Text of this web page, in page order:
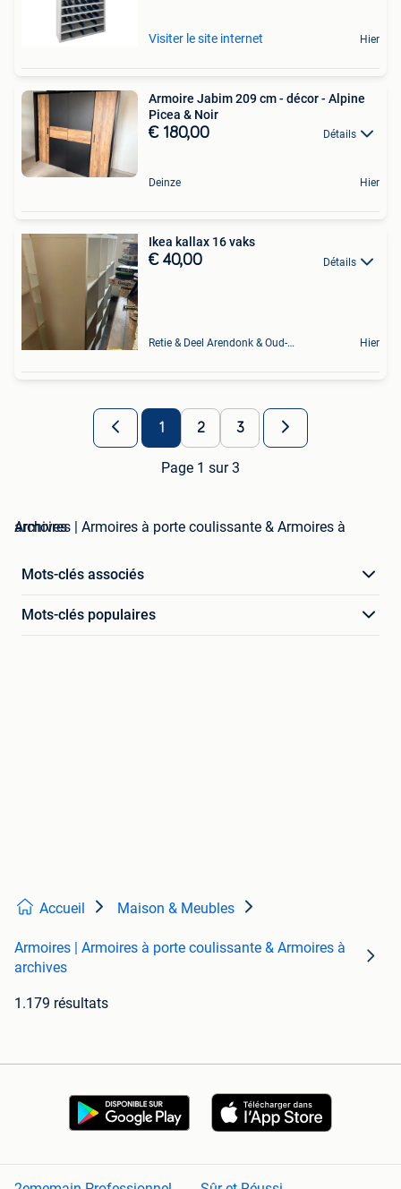
Visiter le site internet Hier
Armoire Jabim 209 cm - décor - Alpine
Picea & Noir
€ 180,00 Détails
Deinze Hier
Ikea kallax 16 vaks
€ 40,00 Détails
Retie & Deel Arendonk & Oud-Turnhout Hier
1 2 3
Page 1 sur 3
Armoires | Armoires à porte coulissante & Armoires à archives
Mots-clés associés
Mots-clés populaires
Accueil Maison & Meubles
Armoires | Armoires à porte coulissante & Armoires à
archives
1.179 résultats